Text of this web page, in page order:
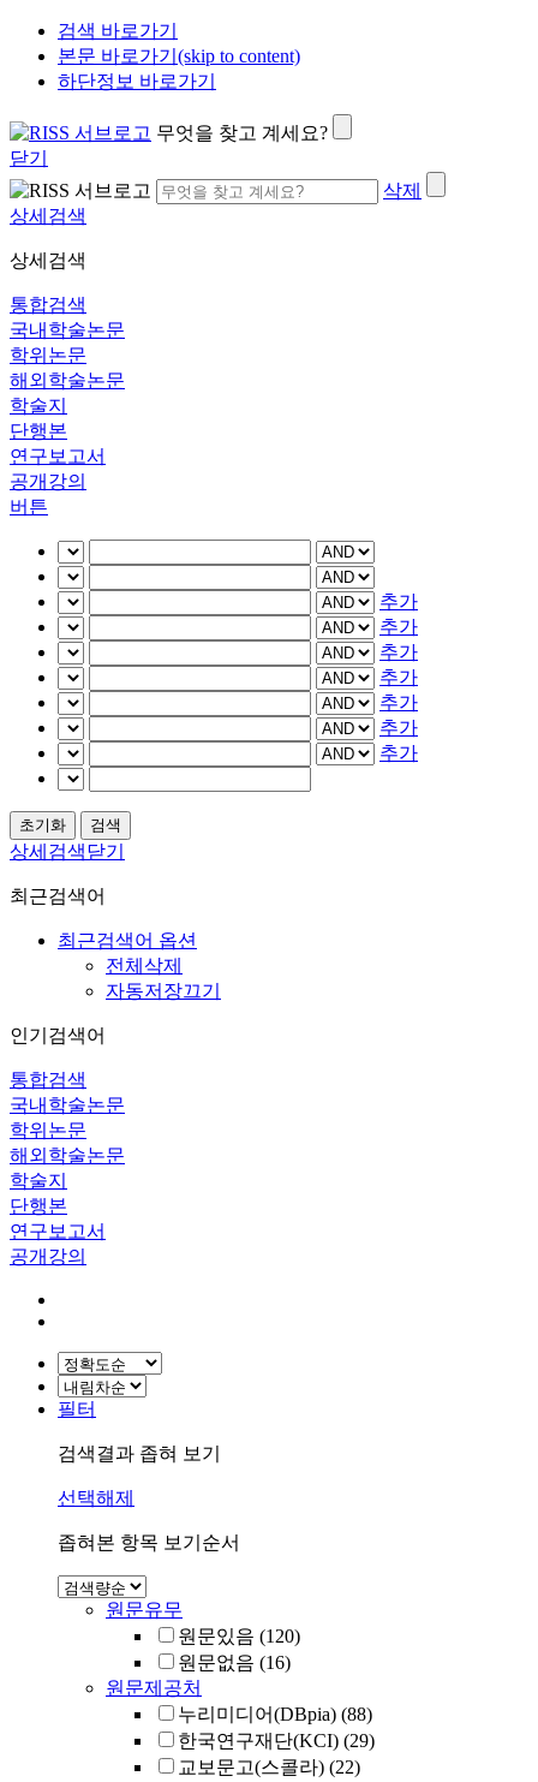
검색 바로가기
본문 바로가기(skip to content)
하단정보 바로가기
무엇을 찾고 계세요?
닫기
삭제
상세검색
상세검색
통합검색
국내학술논문
학위논문
해외학술논문
학술지
단행본
연구보고서
공개강의
버튼
추가
추가
추가
추가
추가
추가
추가
상세검색닫기
최근검색어
최근검색어 옵션
전체삭제
자동저장끄기
인기검색어
통합검색
국내학술논문
학위논문
해외학술논문
학술지
단행본
연구보고서
공개강의
필터
검색결과 좁혀 보기
선택해제
좁혀본 항목 보기순서
원문유무
원문있음 (120)
원문없음 (16)
원문제공처
누리미디어(DBpia) (88)
한국연구재단(KCI) (29)
교보문고(스콜라) (22)